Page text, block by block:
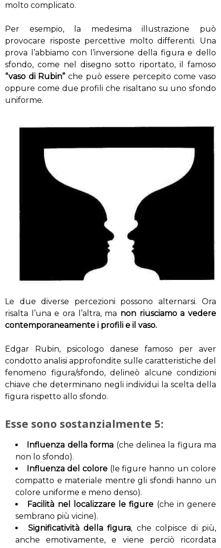
molto complicato.
Per esempio, la medesima illustrazione può
provocare risposte percettive molto differenti. Una
prova l’abbiamo con l’inversione della figura e dello
sfondo, come nel disegno sotto riportato, il famoso
“vaso di Rubin” che può essere percepito come vaso
oppure come due profili che risaltano su uno sfondo
uniforme.
Le due diverse percezioni possono alternarsi. Ora
risalta l’una e ora l’altra, ma non riusciamo a vedere
contemporaneamente i profili e il vaso.
Edgar Rubin, psicologo danese famoso per aver
condotto analisi approfondite sulle caratteristiche del
fenomeno figura/sfondo, delineò alcune condizioni
chiave che determinano negli individui la scelta della
figura rispetto allo sfondo.
Esse sono sostanzialmente 5:
Influenza della forma (che delinea la figura ma
non lo sfondo).
Influenza del colore(le figure hanno un colore
compatto e materiale mentre gli sfondi hanno un
colore uniforme e meno denso).
Facilità nel localizzare le figure (che in genere
sembrano più vicine).
Significatività della figura, che colpisce di più,
anche emotivamente, e viene perciò ricordata